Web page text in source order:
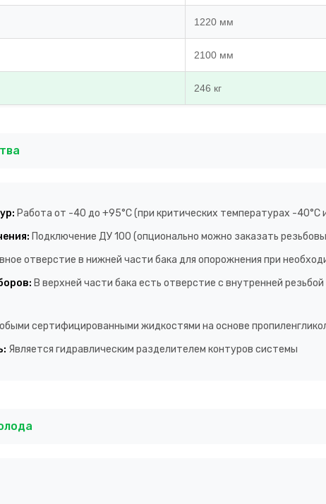
1220 мм
2100 мм
246 кг
Работа от -40 до +95°C (при критических температурах -40°C
Подключение ДУ 100 (опционально можно заказать
отверстие в нижней части бака для опорожнения при
В верхней части бака есть отверстие с внутренней
сертифицированными жидкостями на основе
Является гидравлическим разделителем контуров системы